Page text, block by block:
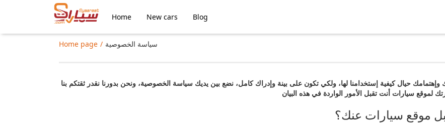
Home New cars Blog
Home page سياسة الخصوصية
حيال كيفية إستخدامنا لها، ولكي تكون على بينة وإدراك كامل، نضع بين يديك سياسة الخصوصية، ونحن بدورنا نقدر ثقتكم بنا
موقع سيارات عنك؟